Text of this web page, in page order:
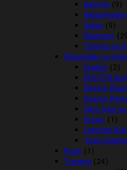
Kamme (9)
Sakse (9)
Shampoo
Trimme og
Plejemidler og
bagben (2)
BUSTER
Diverse
Diverse
Høm høm
Kraver (1)
Løbetids
Tisse
Pools (1)
Træning (24)